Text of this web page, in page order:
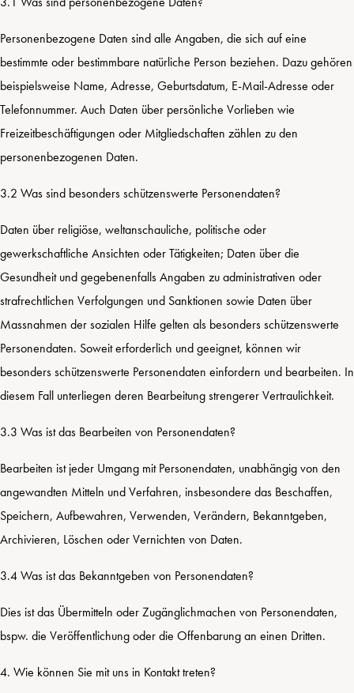
Personenbezogene Daten sind alle Angaben, die sich auf eine
bestimmte oder bestimmbare natürliche Person beziehen. Dazu gehören
beispielsweise Name, Adresse, Geburtsdatum, E-Mail-Adresse oder
Telefonnummer. Auch Daten über persönliche Vorlieben wie
Freizeitbeschäftigungen oder Mitgliedschaften zählen zu den
personenbezogenen Daten.
3.2 Was sind besonders schützenswerte Personendaten?
Daten über religiöse, weltanschauliche, politische oder
gewerkschaftliche Ansichten oder Tätigkeiten; Daten über die
Gesundheit und gegebenenfalls Angaben zu administrativen oder
strafrechtlichen Verfolgungen und Sanktionen sowie Daten über
Massnahmen der sozialen Hilfe gelten als besonders schützenswerte
Personendaten. Soweit erforderlich und geeignet, können wir
besonders schützenswerte Personendaten einfordern und bearbeiten. In
diesem Fall unterliegen deren Bearbeitung strengerer Vertraulichkeit.
3.3 Was ist das Bearbeiten von Personendaten?
Bearbeiten ist jeder Umgang mit Personendaten, unabhängig von den
angewandten Mitteln und Verfahren, insbesondere das Beschaffen,
Speichern, Aufbewahren, Verwenden, Verändern, Bekanntgeben,
Archivieren, Löschen oder Vernichten von Daten.
3.4 Was ist das Bekanntgeben von Personendaten?
Dies ist das Übermitteln oder Zugänglichmachen von Personendaten,
bspw. die Veröffentlichung oder die Offenbarung an einen Dritten.
4. Wie können Sie mit uns in Kontakt treten?